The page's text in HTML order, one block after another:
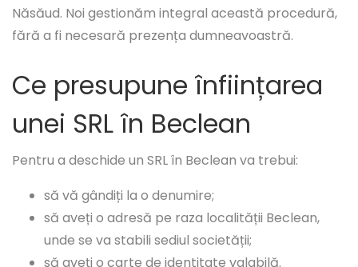
Năsăud. Noi gestionăm integral această procedură,
fără a fi necesară prezența dumneavoastră.
Ce presupune înființarea
unei SRL în Beclean
Pentru a deschide un SRL în Beclean va trebui:
să vă gândiți la o denumire;
să aveți o adresă pe raza localității Beclean,
unde se va stabili sediul societății;
să aveți o carte de identitate valabilă.